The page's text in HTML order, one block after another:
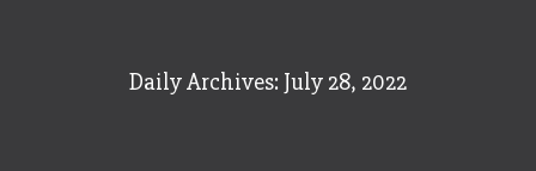
Daily Archives: July 28, 2022